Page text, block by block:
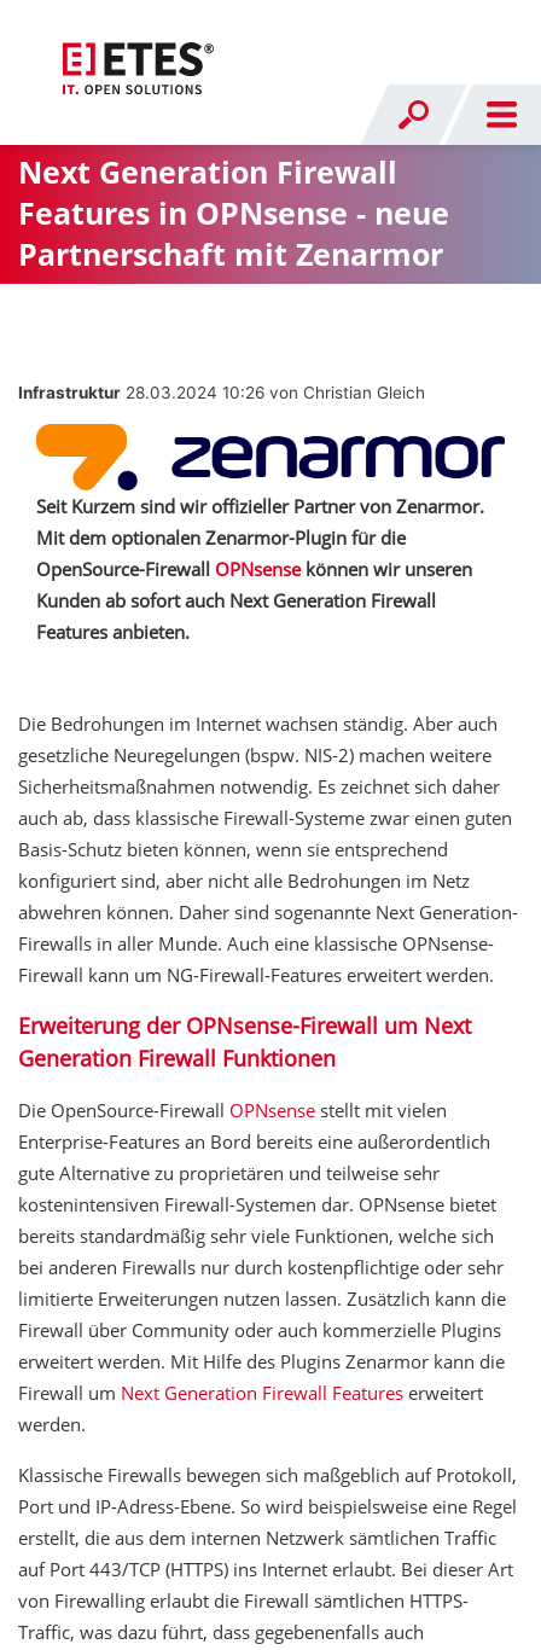
Next Generation Firewall
Features in OPNsense - neue
Partnerschaft mit Zenarmor
Infrastruktur 28.03.2024 10:26 von Christian Gleich
Seit Kurzem sind wir offizieller Partner von Zenarmor.
Mit dem optionalen Zenarmor-Plugin für die
OpenSource-Firewall OPNsensekönnen wir unseren
Kunden ab sofort auch Next Generation Firewall
Features anbieten.
Die Bedrohungen im Internet wachsen ständig. Aber auch
gesetzliche Neuregelungen (bspw. NIS-2) machen weitere
Sicherheitsmaßnahmen notwendig. Es zeichnet sich daher
auch ab, dass klassische Firewall-Systeme zwar einen guten
Basis-Schutz bieten können, wenn sie entsprechend
konfiguriert sind, aber nicht alle Bedrohungen im Netz
abwehren können. Daher sind sogenannte Next Generation-
Firewalls in aller Munde. Auch eine klassische OPNsense-
Firewall kann um NG-Firewall-Features erweitert werden.
Erweiterung der OPNsense-Firewall um Next
Generation Firewall Funktionen
Die OpenSource-Firewall OPNsense stellt mit vielen
Enterprise-Features an Bord bereits eine außerordentlich
gute Alternative zu proprietären und teilweise sehr
kostenintensiven Firewall-Systemen dar. OPNsense bietet
bereits standardmäßig sehr viele Funktionen, welche sich
bei anderen Firewalls nur durch kostenpflichtige oder sehr
limitierte Erweiterungen nutzen lassen. Zusätzlich kann die
Firewall über Community oder auch kommerzielle Plugins
erweitert werden. Mit Hilfe des Plugins Zenarmor kann die
Firewall um Next Generation Firewall Features erweitert
werden.
Klassische Firewalls bewegen sich maßgeblich auf Protokoll,
Port und IP-Adress-Ebene. So wird beispielsweise eine Regel
erstellt, die aus dem internen Netzwerk sämtlichen Traffic
auf Port 443/TCP (HTTPS) ins Internet erlaubt. Bei dieser Art
von Firewalling erlaubt die Firewall sämtlichen HTTPS-
Traffic, was dazu führt, dass gegebenenfalls auch